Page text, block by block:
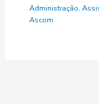
Administração,
Ascom